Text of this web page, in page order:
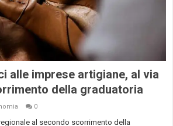
alle imprese artigiane, al via
della graduatoria
0
al secondo scorrimento della